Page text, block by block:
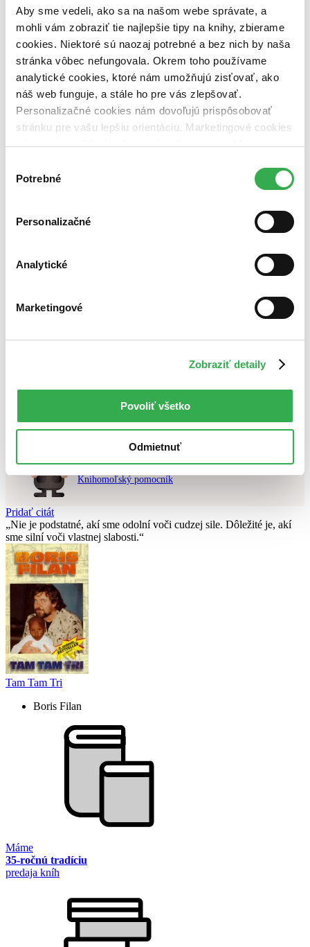
Aby sme vedeli, ako sa na našom webe správate, a
mohli vám zobraziť tie najlepšie tipy na knihy, zbierame
cookies. Niektoré sú naozaj potrebné a bez nich by naša
stránka vôbec nefungovala. Okrem toho používame
analytické cookies, ktoré nám umožňujú zisťovať, ako
náš web funguje, a stále ho pre vás zlepšovať.
Personalizačné cookies nám dovoľujú prispôsobovať
stránku pre vašu lepšiu orientáciu. Marketingové cookies
nám zas umožňujú zobrazenie relevantnej reklamy.
nám pomohlo, keby sme mohli používať všetky tieto
súhlasu
Potrebné
Personalizačné
Analytické
Marketingové
Zobraziť detaily
Povoliť všetko
Odmietnuť
vypredaných)
Nové / čítané
nová (0 titulov)
čítaná (0 titulov)čítaná
čítaná - výborný stav (0 titulov)čítaná - výborný stav
čítaná - mierne opotrebovaná (0 titulov)čítaná - mierne
opotrebovaná
čítané verzie vypredaných kníh (0 titulov)
čítané verzie
vypredaných kníh
Top hodnotené
Najlacnejšie
Najvyššia zľava
Nebol nájdenýžiadny titulvyhovujúci zadaným podmienkam.
Skúste prosím zmeniť vyhľadávaný výraz.
Chcete poradiť knihu?
Náš pomocník Sherlock vám ju s radosťou vypátra!
Knihomoľský pomocník
Pridať citát
Nie je podstatné, akí sme odolní voči cudzej sile. Dôležité je, akí
sme silní voči vlastnej slabosti.
Tam Tam Tri
Boris Filan
Máme
35-ročnú tradíciu
predaja kníh